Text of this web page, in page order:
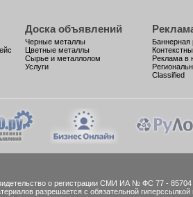
Доска объявлений
Черные металлы
Цветные металлы
Сырье и металлолом
Услуги
Баннерная
Реклама в
Classified
о регистрации СМИ ИА № ФС 77 - 85704
разрешается с обязательной гиперссылкой